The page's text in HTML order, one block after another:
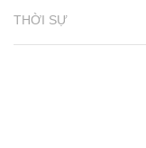
THỜI SỰ